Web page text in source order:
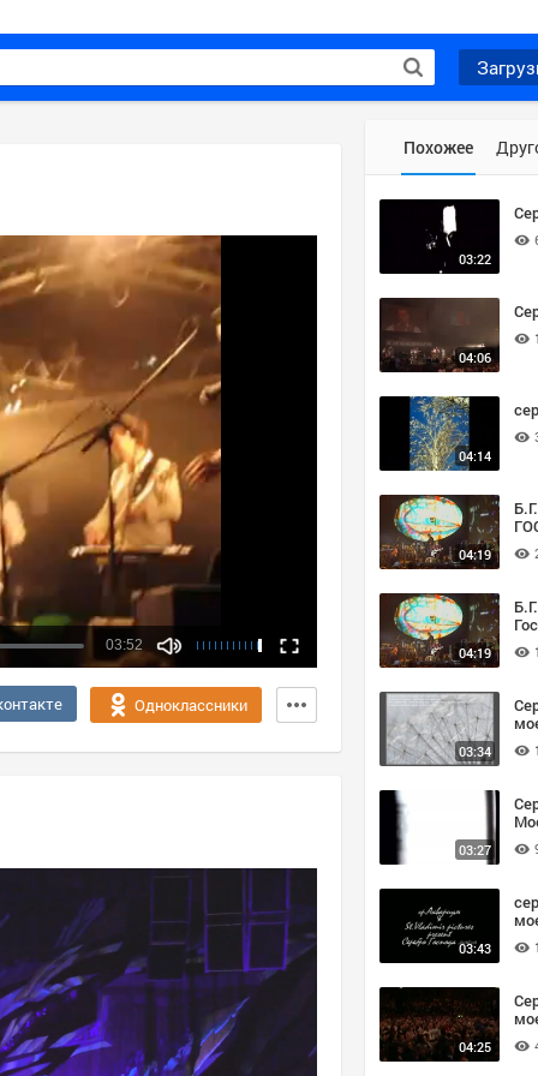
03:52
Одноклассники
Похожее
03:22
04:06
04:14
04:19
04:19
03:34
03:27
03:43
04:25